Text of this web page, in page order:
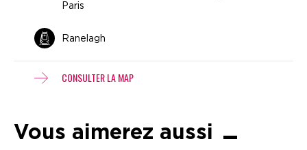
Paris
Ranelagh
CONSULTER LA MAP
Vous aimerez aussi